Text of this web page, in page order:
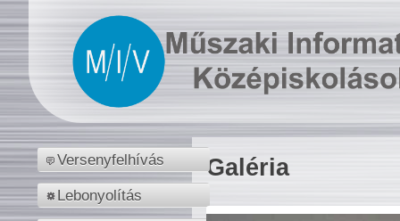
Versenyfelhívás
Lebonyolítás
Galéria